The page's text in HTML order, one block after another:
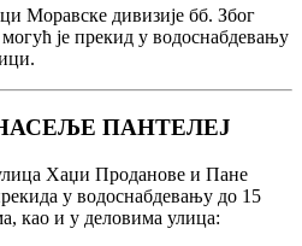
Моравске дивизије бб. Због
је прекид у водоснабдевању
ПАНТЕЛЕЈ
Хаџи Проданове и Пане
у водоснабдевању до 15
као и у деловима улица: